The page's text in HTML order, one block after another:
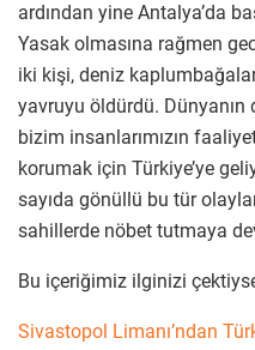
ardından yine Antalya’da
Yasak olmasına rağmen
iki kişi, deniz
yavruyu öldürdü.
bizim insanlarımızın
korumak için Türkiye’ye
sayıda gönüllü bu tür
sahillerde nöbet tutmaya
Bu içeriğimiz ilginizi
Sivastopol Limanı’ndan